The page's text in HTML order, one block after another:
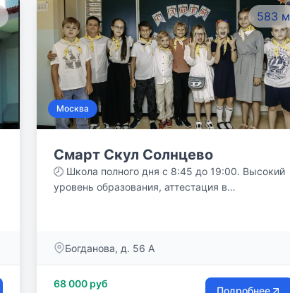
583 м
Москва
Смарт Скул Солнцево
🕗 Школа полного дня с 8:45 до 19:00. Высокий
уровень образования, аттестация в
неделю. ⚡️ Дополнительные предметы,
грамотности, творческих способностей и
Богданова, д. 56 А
68 000 руб
Подробнее